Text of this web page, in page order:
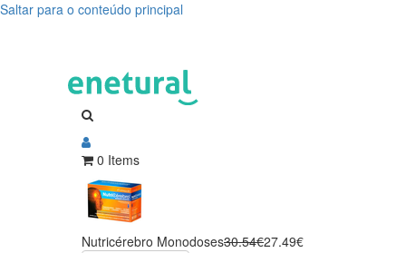
Saltar para o conteúdo principal
0 Items
Nutricérebro Monodoses30.54€27.49€